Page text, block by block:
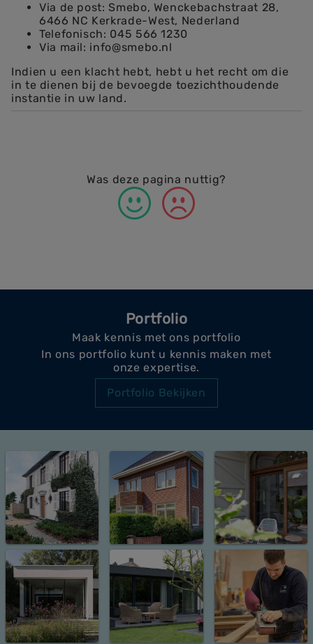
Via de post: Smebo, Wenckebachstraat 28,
6466 NC Kerkrade-West, Nederland
Telefonisch: 045 566 1230
Via mail: info@smebo.nl
Indien u een klacht hebt, hebt u het recht om die
in te dienen bij de bevoegde toezichthoudende
instantie in uw land.
Was deze pagina nuttig?
Portfolio
Maak kennis met ons portfolio
In ons portfolio kunt u kennis maken met
onze expertise.
Portfolio Bekijken